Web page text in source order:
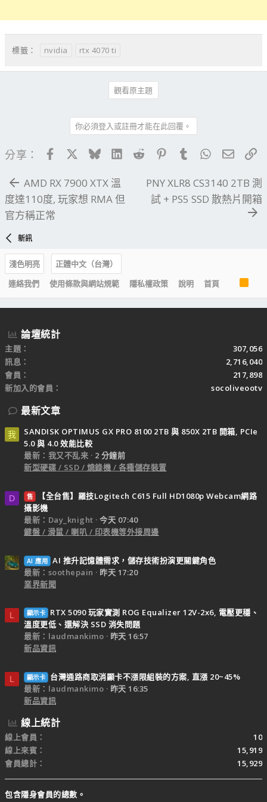
標籤： nvidia rtx 4070 ti
觀看原主題
你必須登入或註冊才能在此回覆。
分享： FacebookBlueskyLinkedIn
Reddit PinterestTumblrWhatsApp
電子
AMD RX 7900 XTX 溫
度達110度, 玩家想 RMA 但
官方稱正常
PNY XLR8 CS3140 2TB 測
試 + PS5 SSD 散熱片開箱
新訊
淺色明亮
正體中文（台灣）
連絡我們
使用條款與網站規範 隱私權政策 說明 首頁
R
S
S
論壇統計
主題
307,056
訊息
2,716,040
會員
217,898
新加入的會員
socoliveootv
最新文章
我
SANDISK OPTIMUS GX PRO 8100 2TB 與 850X 2TB 開箱, PCIe
5.0 與 4.0 效能比較
最新：我又不乱来
2 分鐘前
新型硬碟 / SSD / 燒錄機 / 各種儲存裝置
D 售
【全台售】羅技Logitech C615 Full HD1080p Webcam網路
攝影機
最新：Day_knight
今天 07:40
鍵盤 / 滑鼠 / 喇叭 / 印表機等外接周邊
AI 應用 AI 推升記憶體需求，儲存技術扮演更關鍵角色
最新：soothepain
昨天 17:20
業界新聞
L 顯示卡
RTX 5090 玩家實測 ROG Equalizer 12V-2x6, 電壓更穩、
溫度更低、還解決 SSD 消失問題
最新：laudmankimo
昨天 16:57
新品資訊
L 顯示卡
台灣通路商取消顯卡不漲限組裝的方案, 直漲 20~45%
最新：laudmankimo
昨天 16:35
新品資訊
線上統計
線上會員
10
線上來賓
15,919
會員總計
15,929
包含隱身會員的總數。